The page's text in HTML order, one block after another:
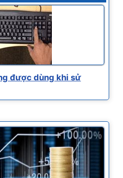
được dùng khi sử